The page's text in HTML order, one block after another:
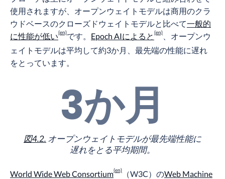
使用されますが、オープンウェイトモデルは商用のクラ
ウドベースのクローズドウェイトモデルと比べて一般的
に性能が低い
です。 Epoch AIによると
、オープンウ
ェイトモデルは平均して約3か月、最先端の性能に遅れ
をとっています。
3か月
図4.2. オープンウェイトモデルが最先端性能に
遅れをとる平均期間。
World Wide Web Consortium （W3C）のWeb Machine